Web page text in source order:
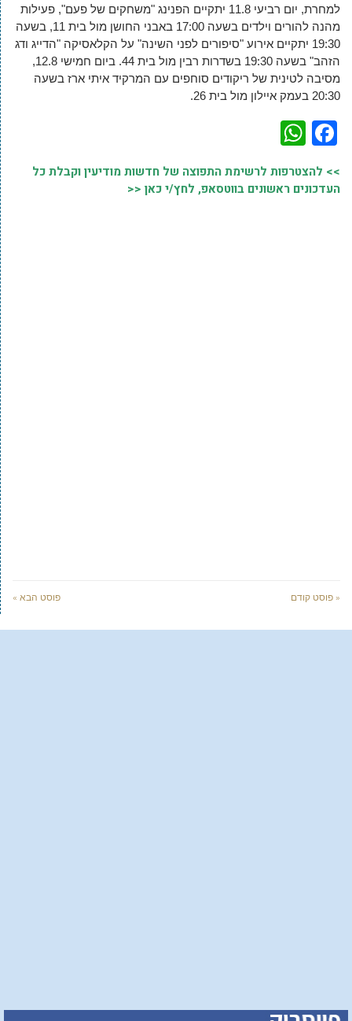
למחרת, יום רביעי 11.8 יתקיים הפנינג "משחקים של פעם", פעילות
מהנה להורים וילדים בשעה 17:00 באבני החושן מול בית 11, בשעה
19:30 יתקיים אירוע "סיפורים לפני השינה" על הקלאסיקה "הדייג ודג
הזהב" בשעה 19:30 בשדרות רבין מול בית 44. ביום חמישי 12.8,
מסיבה לטינית של ריקודים סוחפים עם המרקיד איתי ארז בשעה
20:30 בעמק איילון מול בית 26.
Facebook
>> להצטרפות לרשימת התפוצה של חדשות מודיעין וקבלת כל
העדכונים ראשונים בווטסאפ, לחץ/י כאן <<
« פוסט קודם פוסט הבא »